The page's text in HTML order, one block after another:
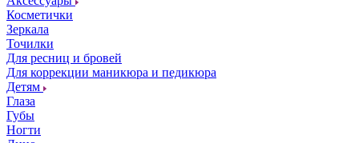
Косметички
Зеркала
Точилки
Для ресниц и бровей
Для коррекции маникюра и педикюра
Детям
Глаза
Губы
Ногти